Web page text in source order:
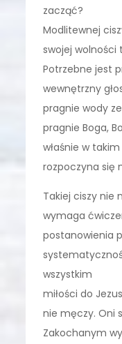
zacząć?
Modlitewnej
swojej
Potrzebne jest
wewnętrzny
pragnie wody
pragnie Boga,
właśnie w
rozpoczyna się
Takiej ciszy nie
wymaga
postanowienia
wszystkim
miłości do
nie męczy. Oni
Zakochanym